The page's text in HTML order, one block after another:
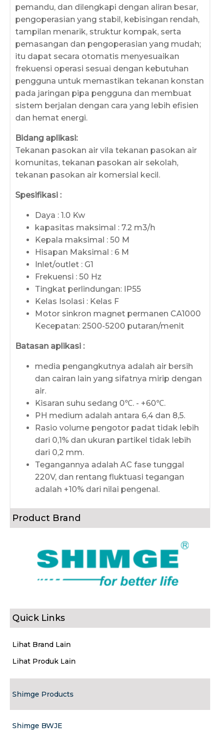
pemandu, dan dilengkapi dengan aliran besar,
pengoperasian yang stabil, kebisingan rendah,
tampilan menarik, struktur kompak, serta
pemasangan dan pengoperasian yang mudah;
itu dapat secara otomatis menyesuaikan
frekuensi operasi sesuai dengan kebutuhan
pengguna untuk memastikan tekanan konstan
pada jaringan pipa pengguna dan membuat
sistem berjalan dengan cara yang lebih efisien
dan hemat energi.
Bidang aplikasi:
Tekanan pasokan air vila tekanan pasokan air
komunitas, tekanan pasokan air sekolah,
tekanan pasokan air komersial kecil.
Spesifikasi :
Daya : 1.0 Kw
kapasitas maksimal : 7.2 m3/h
Kepala maksimal : 50 M
Hisapan Maksimal : 6 M
Inlet/outlet : G1
Frekuensi : 50 Hz
Tingkat perlindungan: IP55
Kelas Isolasi : Kelas F
Motor sinkron magnet permanen CA1000
Kecepatan: 2500-5200 putaran/menit
Batasan aplikasi :
media pengangkutnya adalah air bersih
dan cairan lain yang sifatnya mirip dengan
air.
Kisaran suhu sedang 0℃. - +60℃.
PH medium adalah antara 6,4 dan 8,5.
Rasio volume pengotor padat tidak lebih
dari 0,1% dan ukuran partikel tidak lebih
dari 0,2 mm.
Tegangannya adalah AC fase tunggal
220V, dan rentang fluktuasi tegangan
adalah +10% dari nilai pengenal.
Product Brand
Quick Links
Lihat Brand Lain
Lihat Produk Lain
Shimge Products
Shimge BWJE